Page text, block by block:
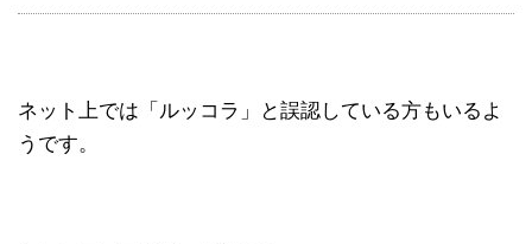
ネット上では「ルッコラ」と誤認している方もいるよ
うです。